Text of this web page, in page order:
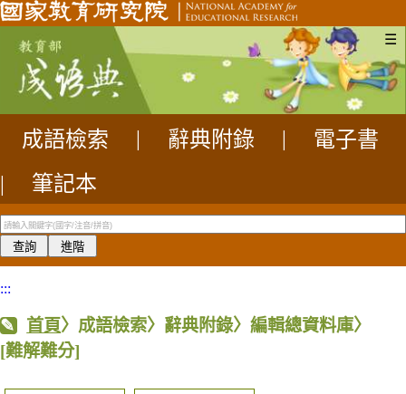
☰
成語檢索 辭典附錄
電子書
|
筆記本
:::
首頁〉成語檢索〉辭典附錄〉編輯總資料庫〉
[難解難分]